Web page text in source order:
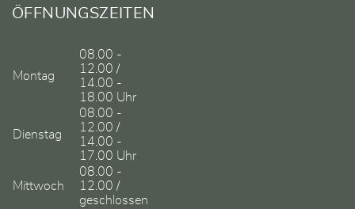
ÖFFNUNGSZEITEN
Montag
08.00 -
12.00 /
14.00 -
18.00 Uhr
Dienstag
08.00 -
12.00 /
14.00 -
17.00 Uhr
Mittwoch
08.00 -
12.00 /
geschlossen